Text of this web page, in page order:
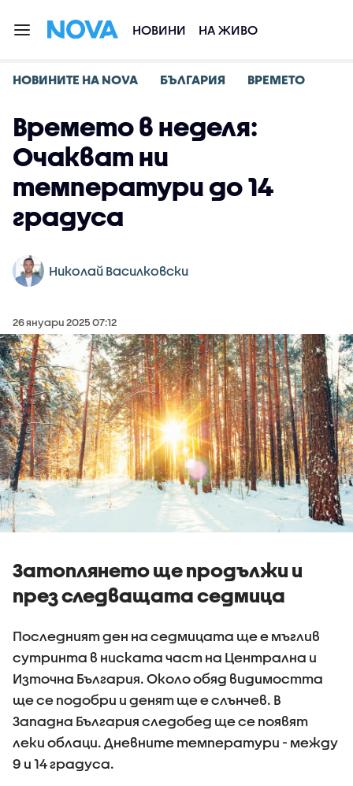
НОВИНИ НА ЖИВО
НОВИНИТЕ НА NOVA БЪЛГАРИЯ ВРЕМЕТО
Времето в неделя:
Очакват ни
температури до 14
градуса
Николай Василковски
26 януари 2025 07:12
Затоплянето ще продължи и
през следващата седмица
Последният ден на седмицата ще е мъглив
сутринта в ниската част на Централна и
Източна България. Около обяд видимостта
ще се подобри и денят ще е слънчев. В
Западна България следобед ще се появят
леки облаци. Дневните температури - между
9 и 14 градуса.